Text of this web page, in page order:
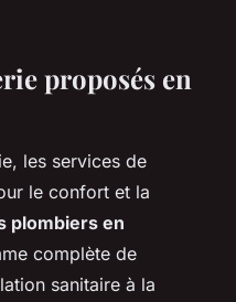
proposés en
les services de
le confort et la
plombiers en
complète de
sanitaire à la